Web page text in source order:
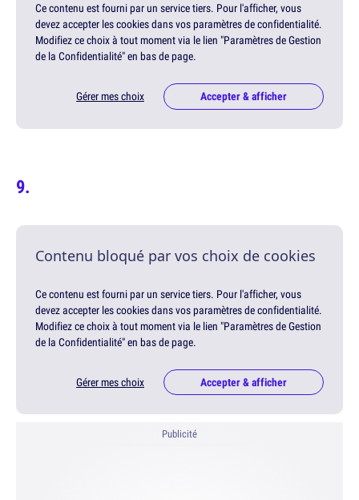
Ce contenu est fourni par un service tiers. Pour l'afficher, vous
devez accepter les cookies dans vos paramètres de confidentialité.
Modifiez ce choix à tout moment via le lien "Paramètres de Gestion
de la Confidentialité" en bas de page.
Gérer mes choix Accepter & afficher
Contenu bloqué par vos choix de cookies
Ce contenu est fourni par un service tiers. Pour l'afficher, vous
devez accepter les cookies dans vos paramètres de confidentialité.
Modifiez ce choix à tout moment via le lien "Paramètres de Gestion
de la Confidentialité" en bas de page.
Gérer mes choix Accepter & afficher
Publicité